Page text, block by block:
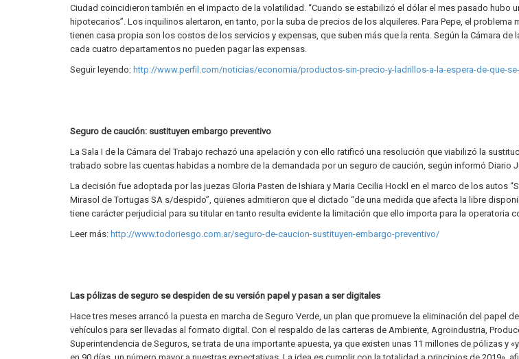
Ciudad coincidieron también en el impacto de la volatilidad. “Cuando se estabilizó el dólar el mes pasado hubo
hipotecarios”. Los inquilinos alertaron, en tanto, por la suba de precios de los alquileres. Para Pepe, el problema
tienen casa propia son los costos de los servicios y expensas, que suben más que la renta. Según la Cámara de
cada cuatro departamentos no pueden pagar las expensas.
Seguir leyendo: http://www.perfil.com/noticias/economia/productos-sin-precio-y-ladrillos-a-la-espera-de-que-
Seguro de caución: sustituyen embargo preventivo
La Sala I de la Cámara del Trabajo rechazó una apelación y con ello ratificó una resolución que viabilizó la
trabado sobre las cuentas habidas a nombre de la demandada por un seguro de caución, según informó Diario
La decisión fue adoptada por las juezas Gloria Pasten de Ishiara y Maria Cecilia Hockl en el marco de los autos
Mirasol de Tortugas SA s/despido”, quienes admitieron que el dictado “de una medida que afecta la libre
tiene carácter perjudicial para su titular en tanto resulta evidente la limitación que ello importa para la operatoria
Leer más: http://www.todoriesgo.com.ar/seguro-de-caucion-sustituyen-embargo-preventivo/
Las pólizas de seguro se despiden de su versión papel y pasan a ser digitales
Hace tres meses arrancó la puesta en marcha de Seguro Verde, un plan que promueve la eliminación del papel
vehículos para ser llevadas al formato digital. Con el respaldo de las carteras de Ambiente, Agroindustria,
Superintendencia de Seguros, se trata de una importante apuesta, ya que existen unas 11 millones de pólizas y